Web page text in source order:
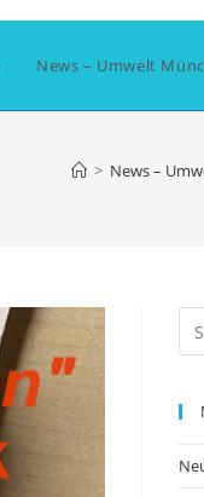
News – Umwelt
> News –